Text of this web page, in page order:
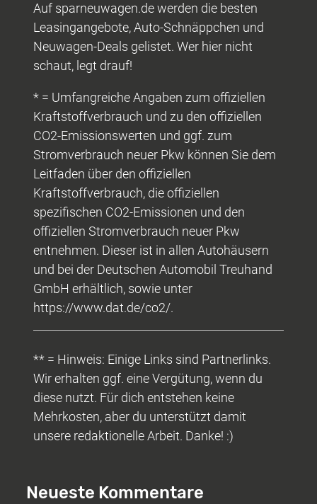
Auf sparneuwagen.de werden die besten
Leasingangebote, Auto-Schnäppchen und
Neuwagen-Deals gelistet. Wer hier nicht
schaut, legt drauf!
* = Umfangreiche Angaben zum offiziellen
Kraftstoffverbrauch und zu den offiziellen
CO2-Emissionswerten und ggf. zum
Stromverbrauch neuer Pkw können Sie dem
Leitfaden über den offiziellen
Kraftstoffverbrauch, die offiziellen
spezifischen CO2-Emissionen und den
offiziellen Stromverbrauch neuer Pkw
entnehmen. Dieser ist in allen Autohäusern
und bei der Deutschen Automobil Treuhand
GmbH erhältlich, sowie unter
https://www.dat.de/co2/.
** = Hinweis: Einige Links sind Partnerlinks.
Wir erhalten ggf. eine Vergütung, wenn du
diese nutzt. Für dich entstehen keine
Mehrkosten, aber du unterstützt damit
unsere redaktionelle Arbeit. Danke! :)
Neueste Kommentare